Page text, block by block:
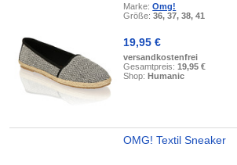
Marke:Omg!
Größe:36, 37, 38, 41
19,95 €
versandkostenfrei
Gesamtpreis:19,95 €
Shop:Humanic
OMG! Textil Sneaker